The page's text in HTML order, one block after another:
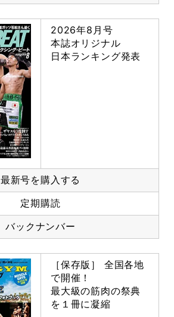
2026年8月号
本誌オリジナル
日本ランキング発表
最新号を購入する
定期購読
バックナンバー
［保存版］ 全国各地
で開催！
最大級の筋肉の祭典
を１冊に凝縮